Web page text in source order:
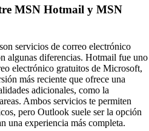
MSN Hotmail y MSN
servicios de correo electrónico
algunas diferencias. Hotmail fue uno
electrónico gratuitos de Microsoft,
más reciente que ofrece una
adicionales, como la
Ambos servicios te permiten
pero Outlook suele ser la opción
una experiencia más completa.